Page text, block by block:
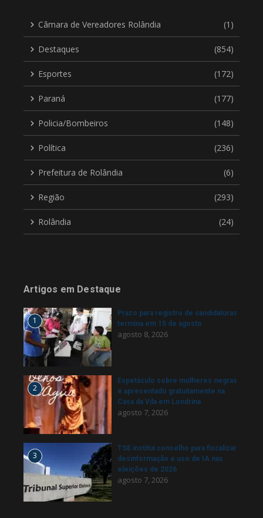
Câmara de Vereadores Rolândia (1)
Destaques (854)
Esportes (172)
Paraná (177)
Policia/Bombeiros (148)
Política (236)
Prefeitura de Rolândia (6)
Região (293)
Rolândia (24)
Artigos em Destaque
1
Prazo para registro de candidaturas
termina em 15 de agosto
agosto 8, 2026
2
Espetáculo sobre mulheres negras
é apresentado gratuitamente na
Casa da Vila em Londrina
agosto 7, 2026
3
TSE institui conselho para fiscalizar
desinformação e uso de IA nas
eleições de 2026
agosto 7, 2026